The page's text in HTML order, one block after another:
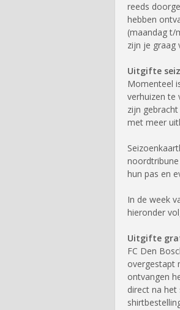
reeds
hebben
(maandag t/
zijn je graag
Uitgifte
Momenteel
verhuizen te
zijn
met meer
hun pas en
In de week
hieronder
Uitgifte
FC Den
overgestapt
ontvangen
direct na